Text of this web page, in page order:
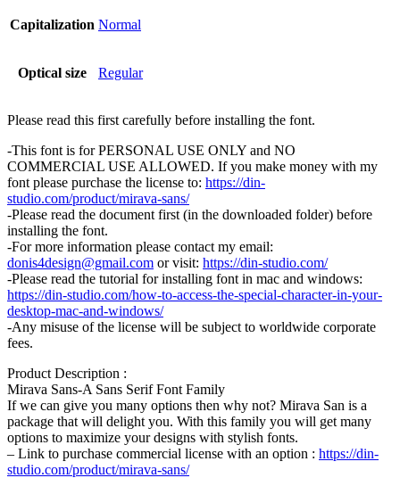
Capitalization Normal
Optical size Regular
Please read this first carefully before installing the font.
-This font is for PERSONAL USE ONLY and NO
COMMERCIAL USE ALLOWED. If you make money with my
font please purchase the license to: https://din-
studio.com/product/mirava-sans/
-Please read the document first (in the downloaded folder) before
installing the font.
-For more information please contact my email:
donis4design@gmail.com or visit: https://din-studio.com/
-Please read the tutorial for installing font in mac and windows:
https://din-studio.com/how-to-access-the-special-character-in-your-
desktop-mac-and-windows/
-Any misuse of the license will be subject to worldwide corporate
fees.
Product Description :
Mirava Sans-A Sans Serif Font Family
If we can give you many options then why not? Mirava San is a
package that will delight you. With this family you will get many
options to maximize your designs with stylish fonts.
– Link to purchase commercial license with an option : https://din-
studio.com/product/mirava-sans/